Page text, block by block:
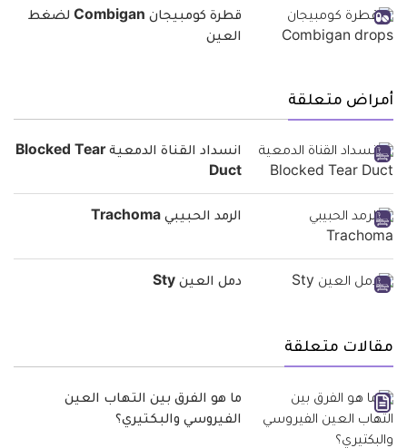
قطرة كومبيجان Combigan لضغط
العين
أمراض متعلقة
انسداد القناة الدمعية Blocked Tear
Duct
الرمد الحبيبي Trachoma
دمل العين Sty
مقالات متعلقة
ما هو الفرق بين التهاب العين
الفيروسي والبكتيري؟